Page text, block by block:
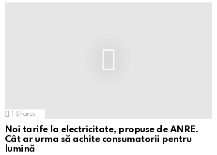
1 Shares
Noi tarife la electricitate, propuse de ANRE.
Cât ar urma să achite consumatorii pentru
lumină